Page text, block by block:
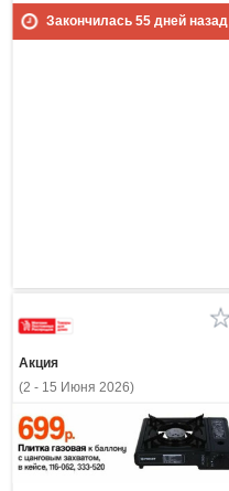
Закончилась 55дней назад
Акция
(2 - 15 Июня 2026)